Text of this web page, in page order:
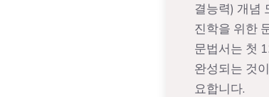
결능력) 개념
진학을 위한
문법서는 첫
완성되는 것
요합니다.